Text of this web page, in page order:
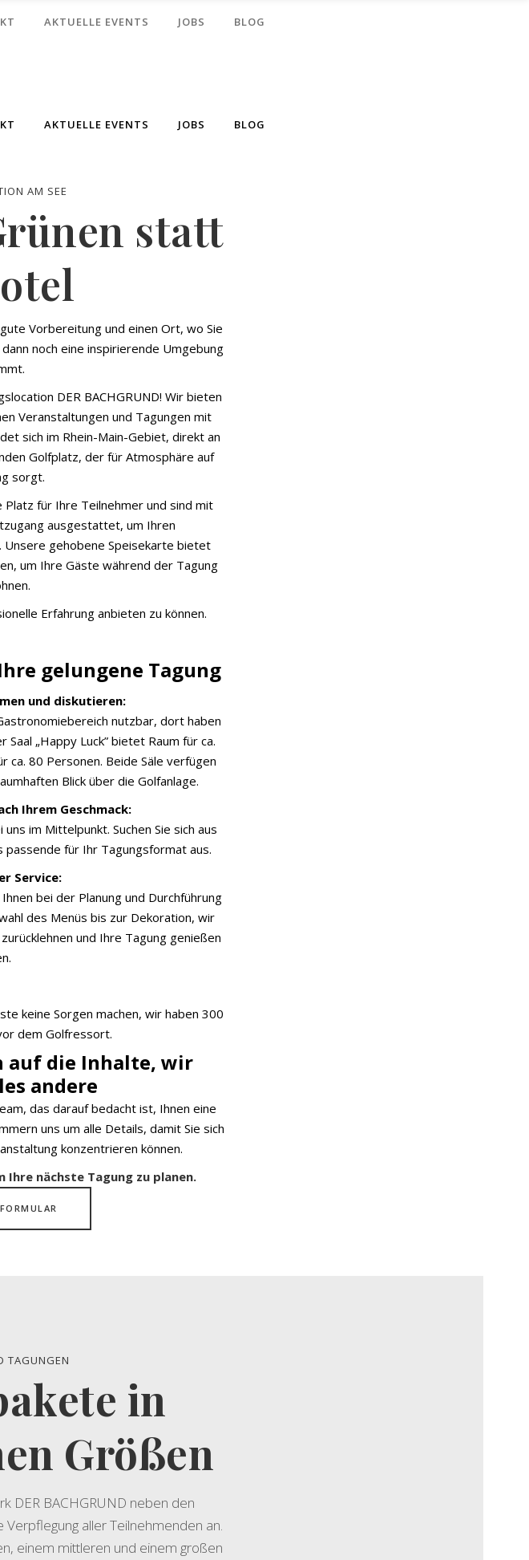
AKTUELLE EVENTS JOBS BLOG
AKTUELLE EVENTS JOBS BLOG
AM SEE
statt
Vorbereitung und einen Ort, wo Sie
noch eine inspirierende Umgebung
DER BACHGRUND! Wir bieten
Veranstaltungen und Tagungen mit
sich im Rhein-Main-Gebiet, direkt an
Golfplatz, der für Atmosphäre auf
sorgt.
für Ihre Teilnehmer und sind mit
ausgestattet, um Ihren
gehobene Speisekarte bietet
um Ihre Gäste während der Tagung
Erfahrung anbieten zu können.
gelungene Tagung
und diskutieren:
nutzbar, dort haben
„Happy Luck” bietet Raum für ca.
ca. 80 Personen. Beide Säle verfügen
Blick über die Golfanlage.
Ihrem Geschmack:
im Mittelpunkt. Suchen Sie sich aus
für Ihr Tagungsformat aus.
Service:
bei der Planung und Durchführung
des Menüs bis zur Dekoration, wir
und Ihre Tagung genießen
keine Sorgen machen, wir haben 300
dem Golfressort.
auf die Inhalte, wir
andere
das darauf bedacht ist, Ihnen eine
uns um alle Details, damit Sie sich
konzentrieren können.
Ihre nächste Tagung zu planen.
TAG­UNGEN
in
Grö­ßen
DER BACHGRUND neben den
aller Teilnehmenden an.
einem mittleren und einem großen